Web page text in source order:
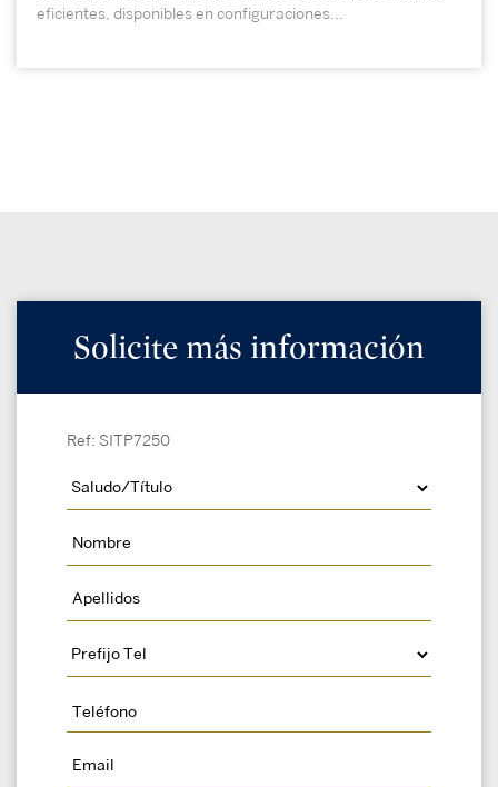
eficientes, disponibles en configuraciones...
Solicite más información
Ref: SITP7250